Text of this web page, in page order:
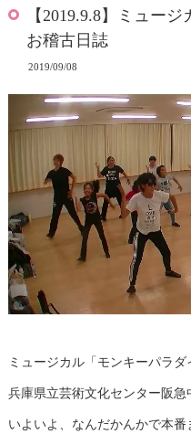
【2019.9.8】ミュー
お稽古日誌
2019/09/08
ミュージカル「モンキーパラ
兵庫県立芸術文化センター阪
いよいよ、なんだかんかで本